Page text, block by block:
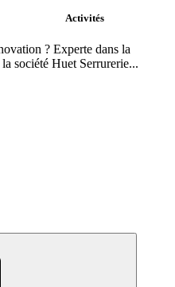
Activités
? Experte dans la
société Huet Serrurerie...